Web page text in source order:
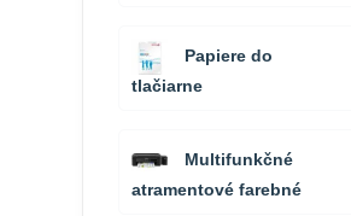
Papiere do
tlačiarne
Multifunkčné
atramentové farebné